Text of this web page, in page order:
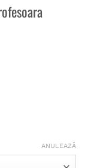
ANULEAZĂ